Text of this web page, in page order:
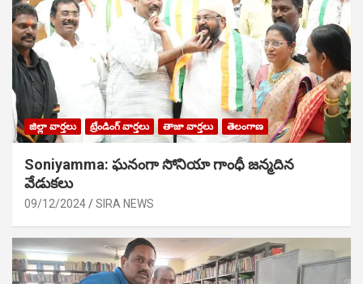
జిల్లా వార్తలు ట్రేండింగ్ వార్తలు తాజా వార్తలు తెలంగాణ
Soniyamma: ఘ‌నంగా సోనియా గాంధీ జ‌న్మ‌దిన
వేడుక‌లు
09/12/2024 SIRA NEWS